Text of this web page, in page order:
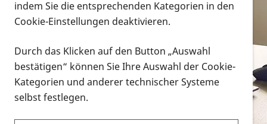
Infomaterial
Vorlesen
Alle Infomaterialien in verschiedenen
Formaten an einem Ort
Sie möchten wissen, wie Sie nach Infonmaterial
indem Sie die entsprechenden Kategorien in den
Cookie-Einstellungen deaktivieren.
Durch das Klicken auf den Button „Auswahl
bestätigen“ können Sie Ihre Auswahl der Cookie-
Kategorien und anderer technischer Systeme
selbst festlegen.